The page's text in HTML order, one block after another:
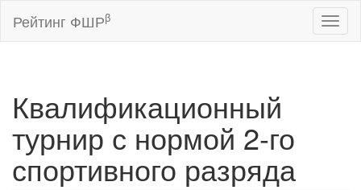
Рейтинг ФШРβ
Квалификационный
турнир с нормой 2-го
спортивного разряда